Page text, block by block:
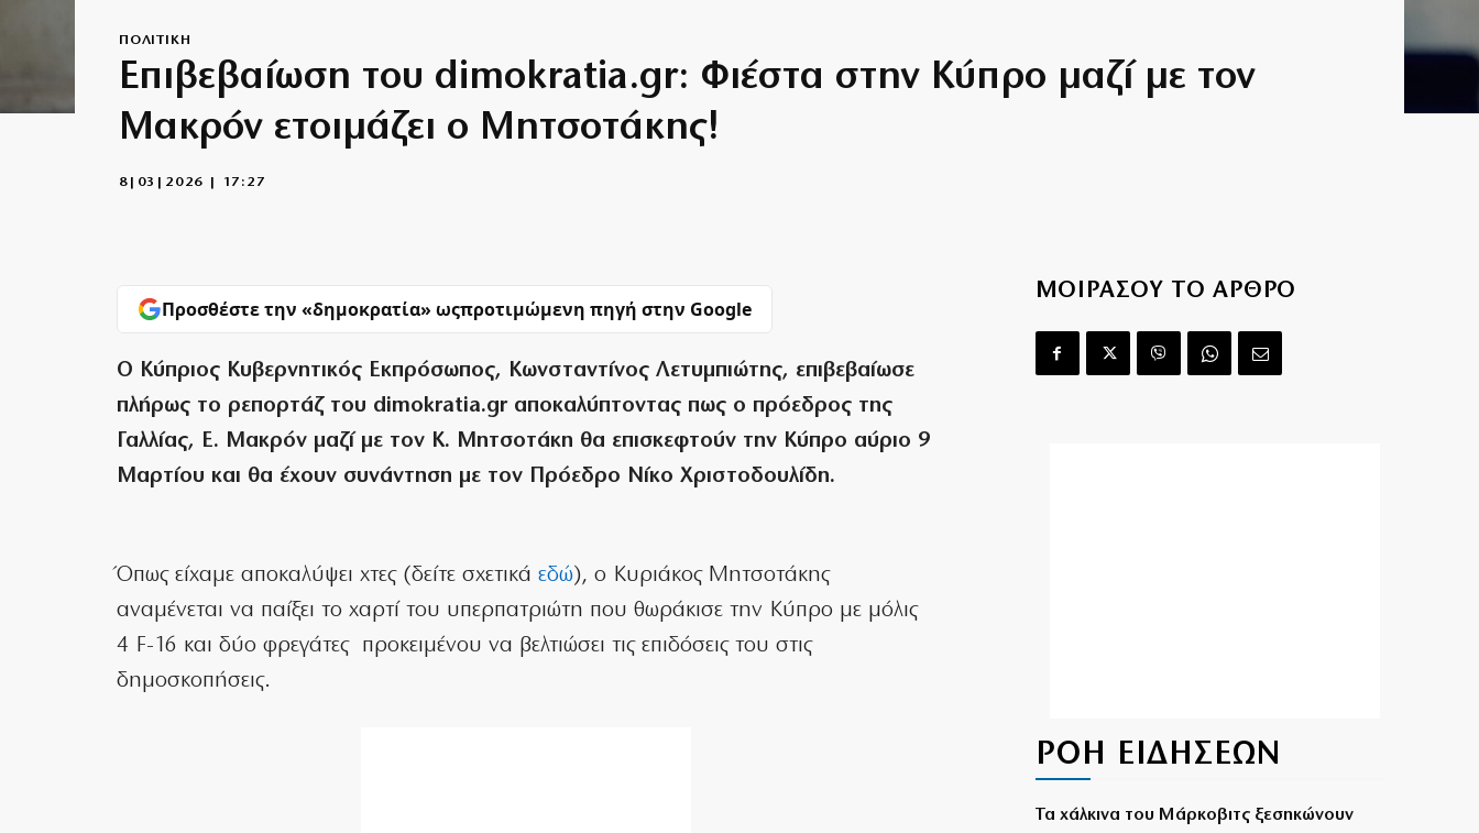
ΠΟΛΙΤΙΚΗ
Επιβεβαίωση του dimokratia.gr: Φιέστα στην Κύπρο μαζί με τον
Μακρόν ετοιμάζει ο Μητσοτάκης!
8|03|2026 | 17:27
Προσθέστε την «δημοκρατία» ωςπροτιμώμενη πηγή στην Google
Ο Κύπριος Κυβερνητικός Εκπρόσωπος, Κωνσταντίνος Λετυμπιώτης, επιβεβαίωσε
πλήρως το ρεπορτάζ του dimokratia.gr αποκαλύπτοντας πως ο πρόεδρος της
Γαλλίας, Ε. Μακρόν μαζί με τον Κ. Μητσοτάκη θα επισκεφτούν την Κύπρο αύριο 9
Μαρτίου και θα έχουν συνάντηση με τον Πρόεδρο Νίκο Χριστοδουλίδη.
Όπως είχαμε αποκαλύψει χτες (δείτε σχετικά εδώ), ο Κυριάκος Μητσοτάκης
αναμένεται να παίξει το χαρτί του υπερπατριώτη που θωράκισε την Κύπρο με μόλις
4 F-16 και δύο φρεγάτες προκειμένου να βελτιώσει τις επιδόσεις του στις
δημοσκοπήσεις.
ΜΟΙΡΑΣΟΥ ΤΟ ΑΡΘΡΟ
ΡΟΗ ΕΙΔΗΣΕΩΝ
Τα χάλκινα του Μάρκοβιτς ξεσηκώνουν